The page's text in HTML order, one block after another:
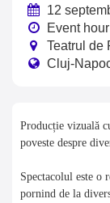
Producție vizuală
poveste despre
Spectacolul este o
pornind de la
12
Event
Teatrul de
Cluj-